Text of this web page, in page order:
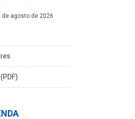
de agosto de 2026